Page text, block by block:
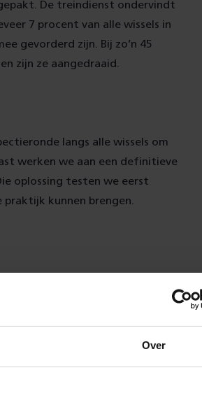
Over
De treindienst ondervindt
7 procent van alle wissels in
gevorderd zijn. Bij zo’n 45
zijn ze aangedraaid.
langs alle wissels om
werken we aan een definitieve
oplossing testen we eerst
kunnen brengen.